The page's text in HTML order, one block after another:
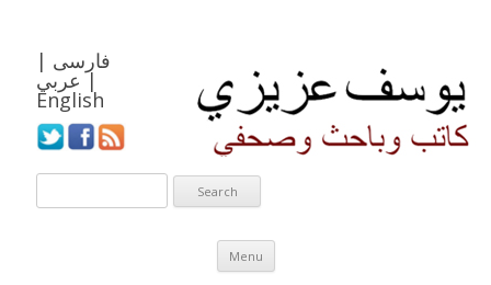
فارسی |
عربي |
English
Menu
Skip to content